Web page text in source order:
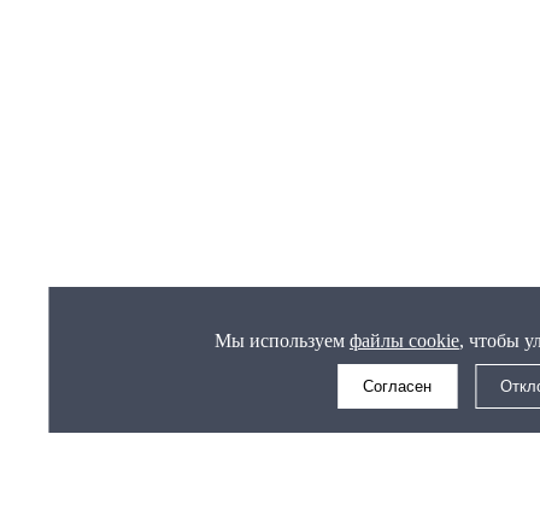
Мы используем файлы cookie, чтобы
Согласен